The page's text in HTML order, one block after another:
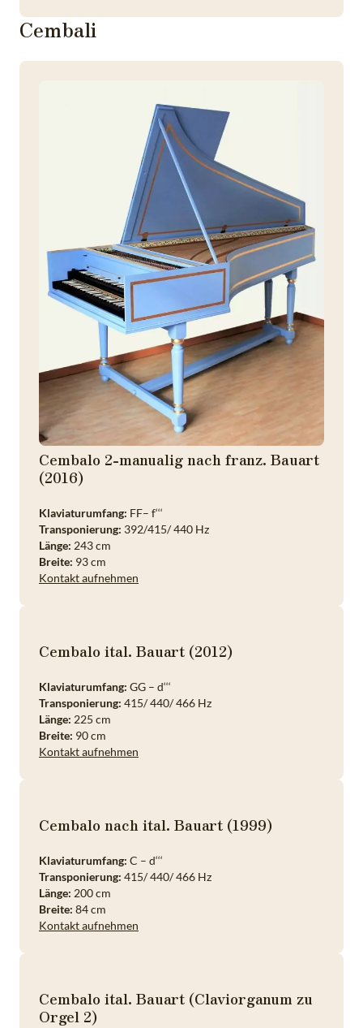
Cembali
Cembalo 2-manualig nach franz. Bauart
(2016)
Klaviaturumfang: FF– f‘‘‘
Transponierung: 392/415/ 440 Hz
Länge: 243 cm
Breite: 93 cm
Kontakt aufnehmen
Cembalo ital. Bauart (2012)
Klaviaturumfang: GG – d‘‘‘
Transponierung: 415/ 440/ 466 Hz
Länge: 225 cm
Breite: 90 cm
Kontakt aufnehmen
Cembalo nach ital. Bauart (1999)
Klaviaturumfang: C – d‘‘‘
Transponierung: 415/ 440/ 466 Hz
Länge: 200 cm
Breite: 84 cm
Kontakt aufnehmen
Cembalo ital. Bauart (Claviorganum zu
Orgel 2)